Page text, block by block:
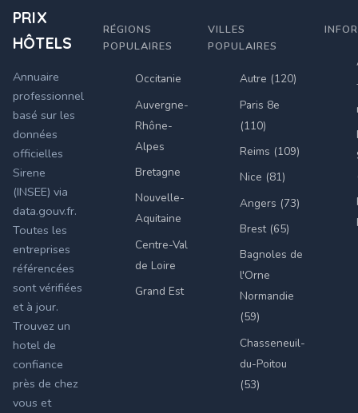
PRIX
HÔTELS
Annuaire
professionnel
basé sur les
données
officielles
Sirene
(INSEE) via
data.gouv.fr.
Toutes les
entreprises
référencées
sont vérifiées
et à jour.
Trouvez un
hotel de
confiance
près de chez
vous et
RÉGIONS
POPULAIRES
Occitanie
Auvergne-
Rhône-
Alpes
Bretagne
Nouvelle-
Aquitaine
Centre-Val
de Loire
Grand Est
VILLES
POPULAIRES
Autre (120)
Paris 8e
(110)
Reims (109)
Nice (81)
Angers (73)
Brest (65)
Bagnoles de
l'Orne
Normandie
(59)
Chasseneuil-
du-Poitou
(53)